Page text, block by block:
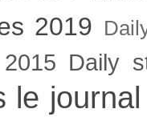
2019
Daily
le journal